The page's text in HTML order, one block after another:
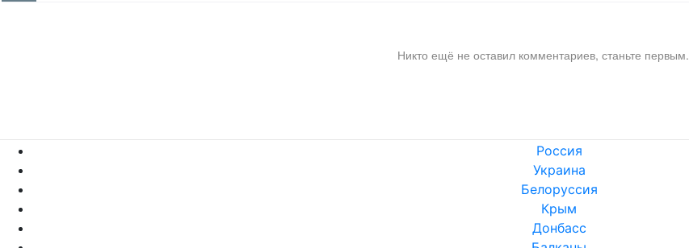
Никто ещё не оставил комментариев, станьте первым.
Россия
Украина
Белоруссия
Крым
Донбасс